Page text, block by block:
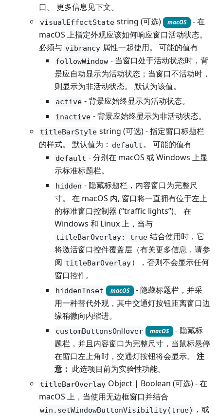
口。 更多信息见下文。
visualEffectState string (可选) macOS
- 在
macOS 上指定外观应该如何响应窗口活动状态。
必须与 vibrancy 属性一起使用。 可能的值有
followWindow - 当窗口处于活动状态时，背
景应自动显示为活动状态；当窗口不活动时，
则显示为非活动状态。 默认为该值。
active - 背景应始终显示为活动状态。
inactive - 背景应始终显示为非活动状态。
titleBarStyle string (可选) - 指定窗口标题栏
的样式。 默认值为： default。 可能的值有
default - 分别在 macOS 或 Windows 上显
示标准标题栏。
hidden - 隐藏标题栏，内容窗口为完整尺
寸。 在 macOS 内, 窗口将一直拥有位于左上
的标准窗口控制器 (“traffic lights”)。 在
Windows 和 Linux 上，当与
titleBarOverlay: true 结合使用时，它
将激活窗口控件覆盖层（有关更多信息，请参
阅 titleBarOverlay），否则不会显示任何
窗口控件。
hiddenInset macOS
- 隐藏标题栏，并采
用一种替代外观，其中交通灯按钮距离窗口边
缘稍微向内缩进。
customButtonsOnHover macOS
- 隐藏标
题栏，并且内容窗口为完整尺寸，当鼠标悬停
在窗口左上角时，交通灯按钮将会显示。 注
意： 此选项目前为实验性功能。
titleBarOverlay Object | Boolean (可选) - 在
macOS 上，当使用无边框窗口并结合
win.setWindowButtonVisibility(true) ，或